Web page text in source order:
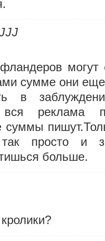
могут
сумме они
в
реклама
суммы
просто и
больше.